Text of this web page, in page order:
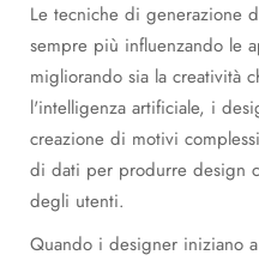
Le tecniche di generazione
sempre più influenzando le
migliorando sia la creatività
l'intelligenza artificiale, i
creazione di motivi
di dati per produrre design
degli utenti.
Quando i designer iniziano